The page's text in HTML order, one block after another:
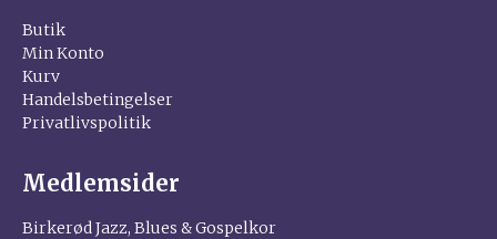
Butik
Min Konto
Kurv
Handelsbetingelser
Privatlivspolitik
Medlemsider
Birkerød Jazz, Blues & Gospelkor